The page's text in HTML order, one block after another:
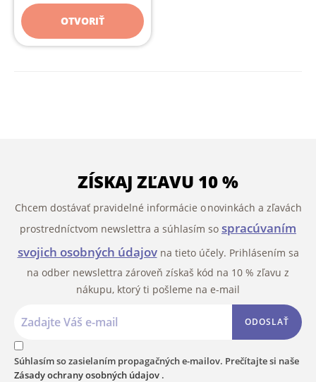
OTVORIŤ
ZÍSKAJ ZĽAVU 10 %
Chcem dostávať pravidelné informácie o novinkách a zľavách
prostredníctvom newslettra a súhlasím so spracúvaním
svojich osobných údajovna tieto účely. Prihlásením sa
na odber newslettra zároveň získaš kód na 10 % zľavu z
nákupu, ktorý ti pošleme na e-mail
ODOSLAŤ
Súhlasím so zasielaním propagačných e-mailov. Prečítajte si naše
Zásady ochrany osobných údajov .